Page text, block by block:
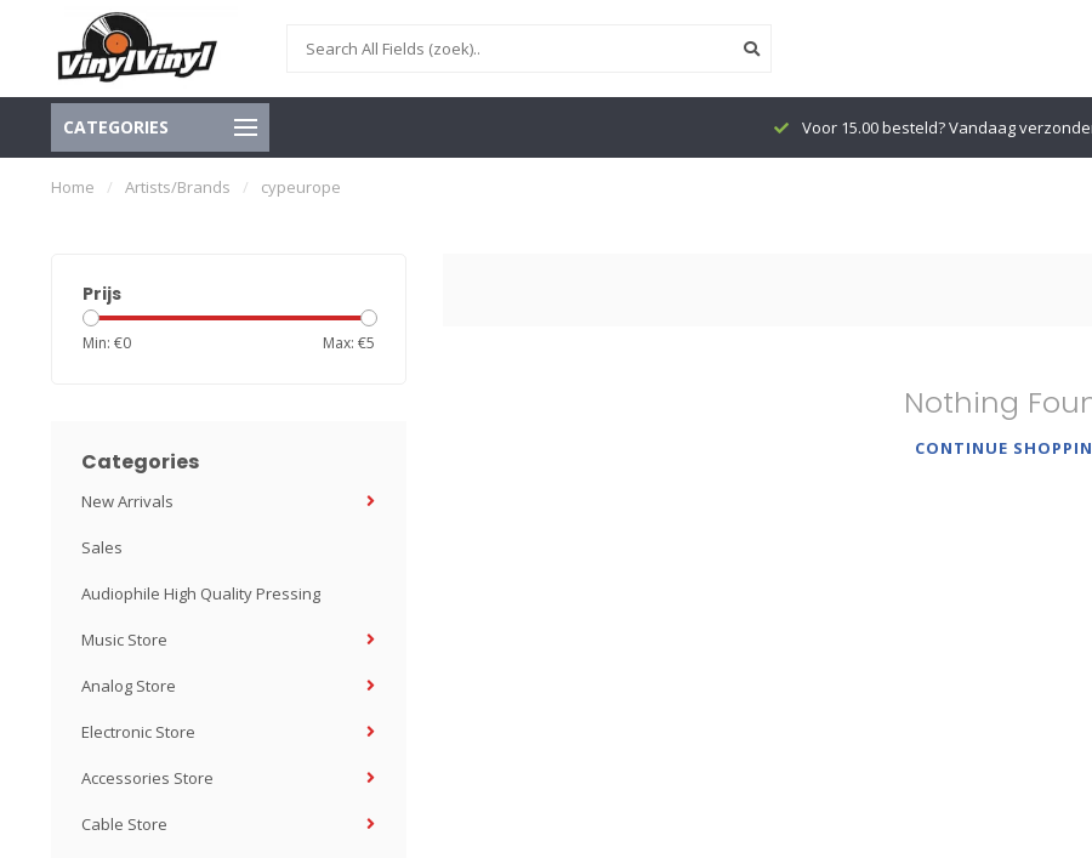
CATEGORIES Voor 15.00 besteld? Vandaag
Home / Artists/Brands / cypeurope
Prijs
Min: €0 Max: €5
Categories
New Arrivals
Sales
Audiophile High Quality Pressing
Music Store
Analog Store
Electronic Store
Accessories Store
Cable Store
Nothing
CONTINUE